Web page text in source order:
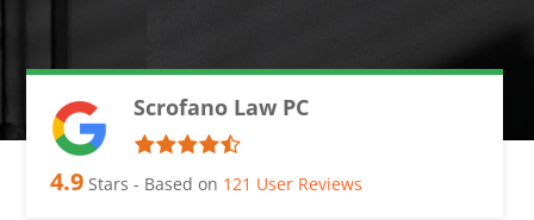
Scrofano Law PC
4.9 Stars - Based on 121 User Reviews